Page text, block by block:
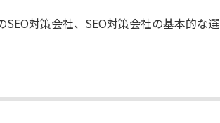
対策会社、SEO対策会社の基本的な